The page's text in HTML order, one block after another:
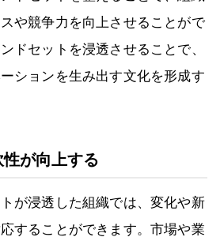
や競争力を向上させることがで
ドセットを浸透させることで、
ションを生み出す文化を形成す
が向上する
が浸透した組織では、変化や新
することができます。市場や業